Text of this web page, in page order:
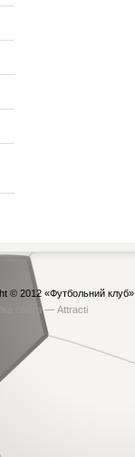
© 2012 «Футбольний клуб»
сайта — Attracti